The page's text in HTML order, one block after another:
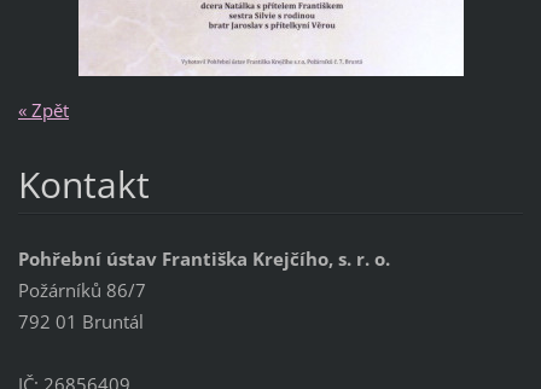
« Zpět
Kontakt
Pohřební ústav Františka Krejčího, s. r. o.
Požárníků 86/7
792 01 Bruntál
IČ: 26856409